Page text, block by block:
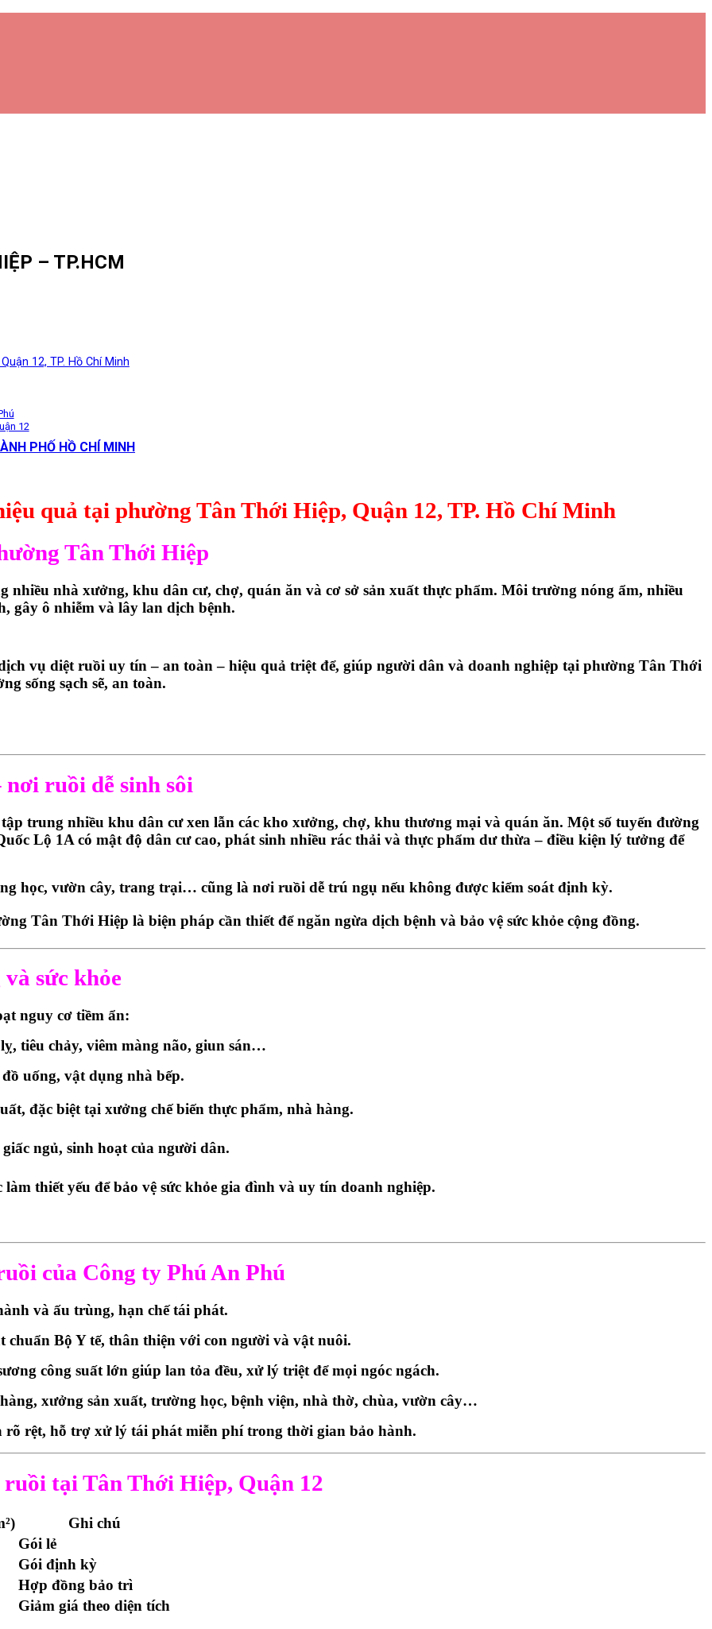
PHỐ HỒ CHÍ MINH
– TP.HCM
12, TP. Hồ Chí Minh
12
quả tại phường Tân Thới Hiệp, Quận 12, TP. Hồ Chí Minh
Tân Thới Hiệp
nhà xưởng, khu dân cư, chợ, quán ăn và cơ sở sản xuất thực phẩm. Môi trường nóng ẩm, nhiều
gây ô nhiễm và lây lan dịch bệnh.
vụ diệt ruồi uy tín – an toàn – hiệu quả triệt để, giúp người dân và doanh nghiệp tại phường Tân Thới
sống sạch sẽ, an toàn.
ruồi dễ sinh sôi
trung nhiều khu dân cư xen lẫn các kho xưởng, chợ, khu thương mại và quán ăn. Một số tuyến đường
Lộ 1A có mật độ dân cư cao, phát sinh nhiều rác thải và thực phẩm dư thừa – điều kiện lý tưởng để
học, vườn cây, trang trại… cũng là nơi ruồi dễ trú ngụ nếu không được kiểm soát định kỳ.
Tân Thới Hiệp là biện pháp cần thiết để ngăn ngừa dịch bệnh và bảo vệ sức khỏe cộng đồng.
sức khỏe
nguy cơ tiềm ẩn:
tiêu chảy, viêm màng não, giun sán…
uống, vật dụng nhà bếp.
đặc biệt tại xưởng chế biến thực phẩm, nhà hàng.
ngủ, sinh hoạt của người dân.
thiết yếu để bảo vệ sức khỏe gia đình và uy tín doanh nghiệp.
của Công ty Phú An Phú
và ấu trùng, hạn chế tái phát.
Bộ Y tế, thân thiện với con người và vật nuôi.
công suất lớn giúp lan tỏa đều, xử lý triệt để mọi ngóc ngách.
xưởng sản xuất, trường học, bệnh viện, nhà thờ, chùa, vườn cây…
rõ rệt, hỗ trợ xử lý tái phát miễn phí trong thời gian bảo hành.
tại Tân Thới Hiệp, Quận 12
Ghi chú
Gói lẻ
Gói định kỳ
Hợp đồng bảo trì
Giảm giá theo diện tích